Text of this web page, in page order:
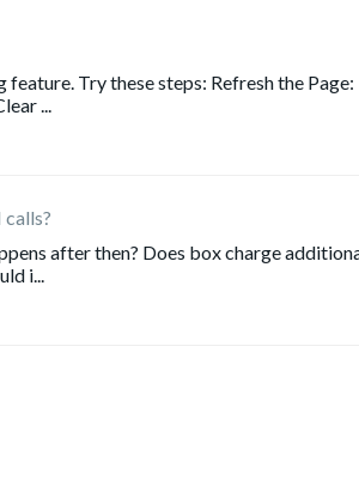
Try these steps: Refresh the Page:
...
calls?
after then? Does box charge
i...